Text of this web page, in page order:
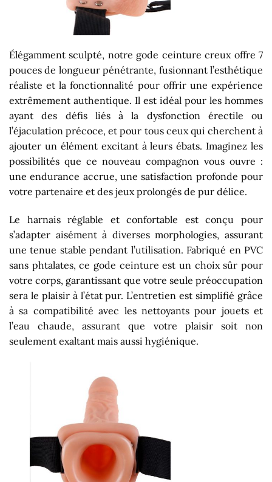
Élégamment sculpté, notre gode ceinture creux offre 7
pouces de longueur pénétrante, fusionnant l’esthétique
réaliste et la fonctionnalité pour offrir une expérience
extrêmement authentique. Il est idéal pour les hommes
ayant des défis liés à la dysfonction érectile ou
l’éjaculation précoce, et pour tous ceux qui cherchent à
ajouter un élément excitant à leurs ébats. Imaginez les
possibilités que ce nouveau compagnon vous ouvre :
une endurance accrue, une satisfaction profonde pour
votre partenaire et des jeux prolongés de pur délice.
Le harnais réglable et confortable est conçu pour
s’adapter aisément à diverses morphologies, assurant
une tenue stable pendant l’utilisation. Fabriqué en PVC
sans phtalates, ce gode ceinture est un choix sûr pour
votre corps, garantissant que votre seule préoccupation
sera le plaisir à l’état pur. L’entretien est simplifié grâce
à sa compatibilité avec les nettoyants pour jouets et
l’eau chaude, assurant que votre plaisir soit non
seulement exaltant mais aussi hygiénique.